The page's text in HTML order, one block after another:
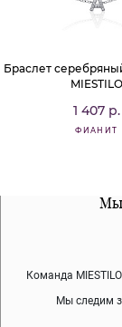
Браслет
MIESTILO
1 407 р.
ФИАНИТ
Мы
Команда
Мы следим
Все
Мы используем
содержит
Во время
что